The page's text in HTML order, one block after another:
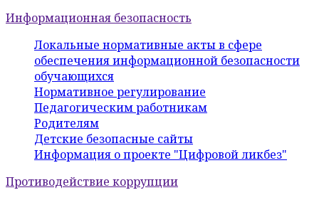
Информационная безопасность
Локальные нормативные акты в сфере
обеспечения информационной безопасности
обучающихся
Нормативное регулирование
Педагогическим работникам
Родителям
Детские безопасные сайты
Информация о проекте "Цифровой ликбез"
Противодействие коррупции